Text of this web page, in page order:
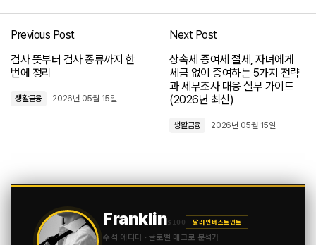
Previous Post
검사 뜻부터 검사 종류까지 한
번에 정리
생활금융 2026년 05월 15일
Next Post
상속세 증여세 절세, 자녀에게
세금 없이 증여하는 5가지 전략
과 세무조사 대응 실무 가이드
(2026년 최신)
생활금융 2026년 05월 15일
Franklin$100 달러 인베스트먼트
수석 에디터 · 글로벌 매크로 분석가